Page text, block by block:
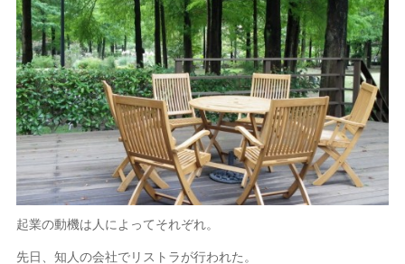
起業の動機は人によってそれぞれ。
先日、知人の会社でリストラが行われた。